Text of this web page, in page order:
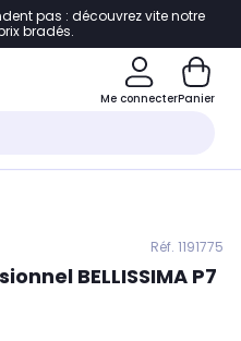
de page
pas : découvrez vite notre
bradés.
Me connecterPanier
Réf. 1191775
BELLISSIMA P7